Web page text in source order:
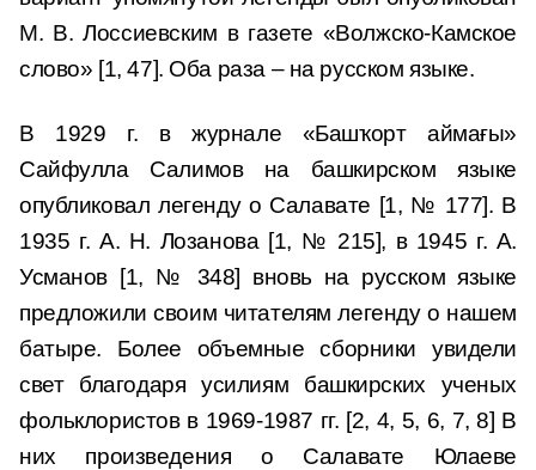
М. В. Лоссиевским в газете «Волжско-Камское
слово» [1, 47]. Оба раза – на русском языке.
В 1929 г. в журнале «Башҡорт аймағы»
Сайфулла Салимов на башкирском языке
опубликовал легенду о Салавате [1, № 177]. В
1935 г. А. Н. Лозанова [1, № 215], в 1945 г. А.
Усманов [1, № 348] вновь на русском языке
предложили своим читателям легенду о нашем
батыре. Более объемные сборники увидели
свет благодаря усилиям башкирских ученых
фольклористов в 1969-1987 гг. [2, 4, 5, 6, 7, 8] В
них произведения о Салавате Юлаеве